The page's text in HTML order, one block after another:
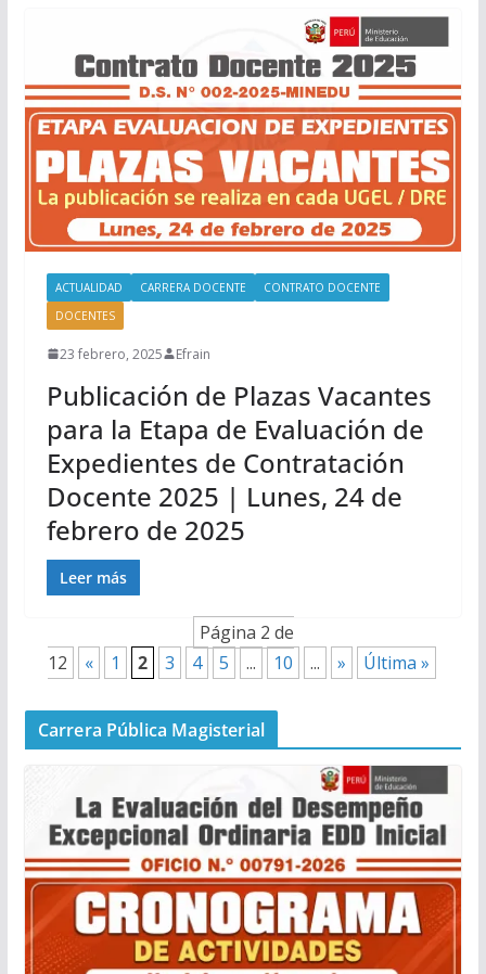
ACTUALIDAD CARRERA DOCENTE
CONTRATO DOCENTE
DOCENTES
23 febrero, 2025 Efrain
Publicación de Plazas Vacantes
para la Etapa de Evaluación de
Expedientes de Contratación
Docente 2025 | Lunes, 24 de
febrero de 2025
Leer más
Página 2 de
12
« 1 2 3 4 5 ... 10 ... » Última »
Carrera Pública Magisterial